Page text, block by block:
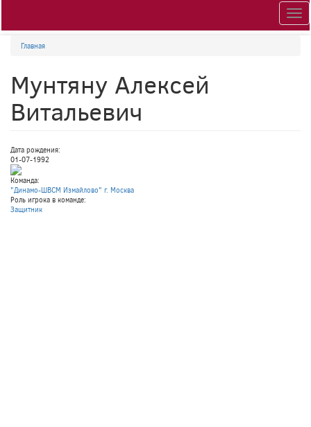
Главная
Мунтяну Алексей
Витальевич
Дата рождения:
01-07-1992
Команда:
"Динамо-ШВСМ Измайлово" г. Москва
Роль игрока в команде:
Защитник